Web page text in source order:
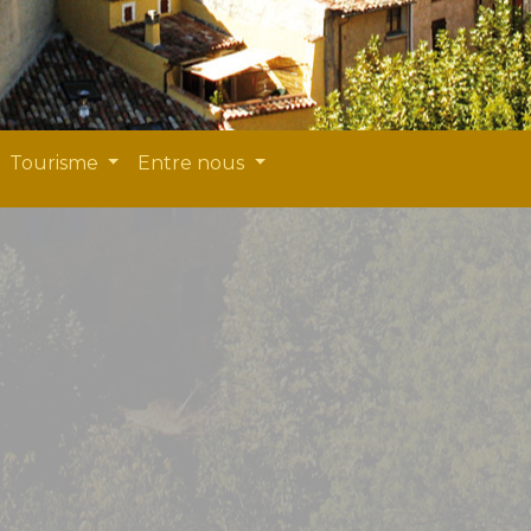
Tourisme Entre nous